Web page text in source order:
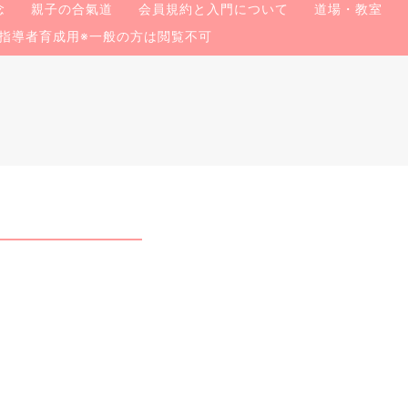
親子の合氣道 会員規約と入門について
道場・教室
導者育成用※一般の方は閲覧不可